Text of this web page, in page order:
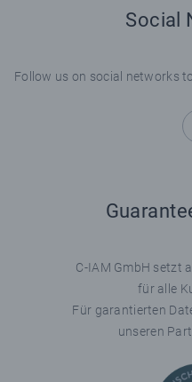
Social
Follow us on social networks
C-IAM GmbH setzt
für alle
Für garantierten
unseren